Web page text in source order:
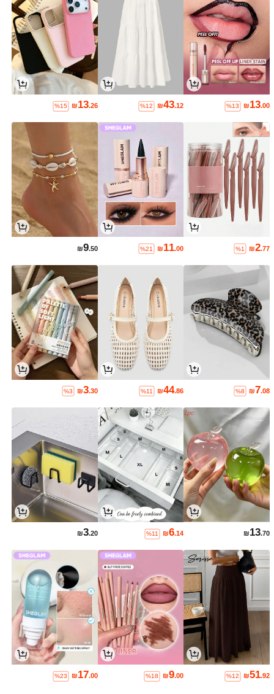
₪13.00
%13
₪43.12
%12
₪13.26
%15
₪2.77
%1
₪11.00
%21
₪9.50
₪7.08
%8
₪44.86
%11
₪3.30
%3
₪13.70
₪6.14
%11
₪3.20
₪51.92
%12
₪9.00
%18
₪17.00
%23